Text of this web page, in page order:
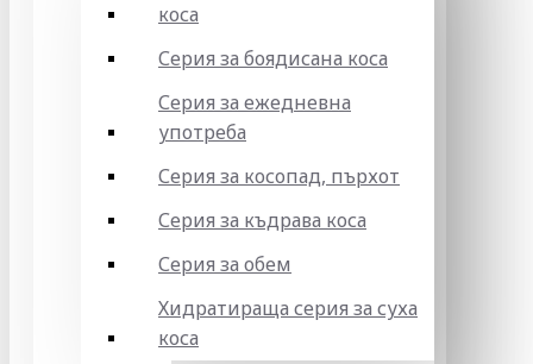
коса
Серия за боядисана коса
Серия за ежедневна
употреба
Серия за косопад, пърхот
Серия за къдрава коса
Серия за обем
Хидратираща серия за суха
коса